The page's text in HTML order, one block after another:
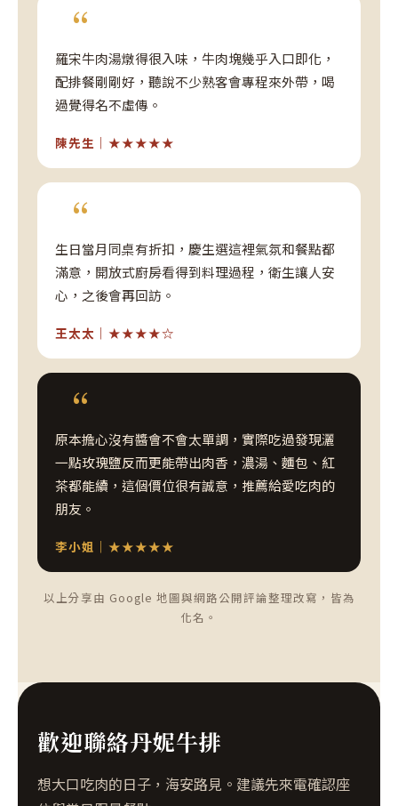
“
羅宋牛肉湯燉得很入味，牛肉塊幾乎入口即化，
配排餐剛剛好，聽說不少熟客會專程來外帶，喝
過覺得名不虛傳。
陳先生｜★★★★★
“
生日當月同桌有折扣，慶生選這裡氣氛和餐點都
滿意，開放式廚房看得到料理過程，衛生讓人安
心，之後會再回訪。
王太太｜★★★★☆
“
原本擔心沒有醬會不會太單調，實際吃過發現灑
一點玫瑰鹽反而更能帶出肉香，濃湯、麵包、紅
茶都能續，這個價位很有誠意，推薦給愛吃肉的
朋友。
李小姐｜★★★★★
以上分享由 Google 地圖與網路公開評論整理改寫，皆為
化名。
歡迎聯絡丹妮牛排
想大口吃肉的日子，海安路見。建議先來電確認座